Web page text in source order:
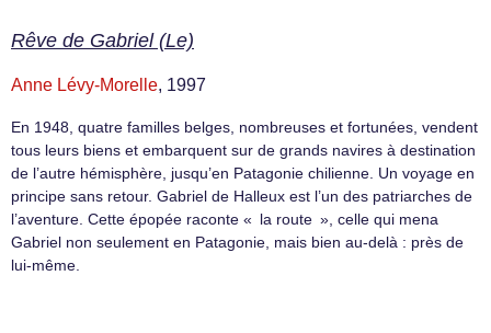
Rêve de Gabriel (Le)
Anne Lévy-Morelle, 1997
En 1948, quatre familles belges, nombreuses et fortunées, vendent
tous leurs biens et embarquent sur de grands navires à destination
de l’autre hémisphère, jusqu’en Patagonie chilienne. Un voyage en
principe sans retour. Gabriel de Halleux est l’un des patriarches de
l’aventure. Cette épopée raconte « la route », celle qui mena
Gabriel non seulement en Patagonie, mais bien au-delà : près de
lui-même.